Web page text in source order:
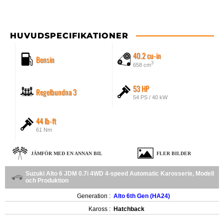
HUVUDSPECIFIKATIONER
Bensin 40.2 cu-in
658 cm3
Regelbundna 3 53 HP
54 PS / 40 kW
44 lb-ft
61 Nm
JÄMFÖR MED EN ANNAN BIL FLER BILDER
Suzuki Alto 6 JDM 0.7i 4WD 4-speed Automatic Karosserie, Modell
och Produktion
Generation : Alto 6th Gen (HA24)
Kaross : Hatchback